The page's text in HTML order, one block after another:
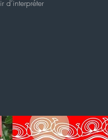
d’interpréter